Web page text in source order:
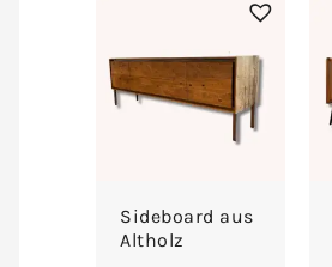
Sideboard aus
Altholz